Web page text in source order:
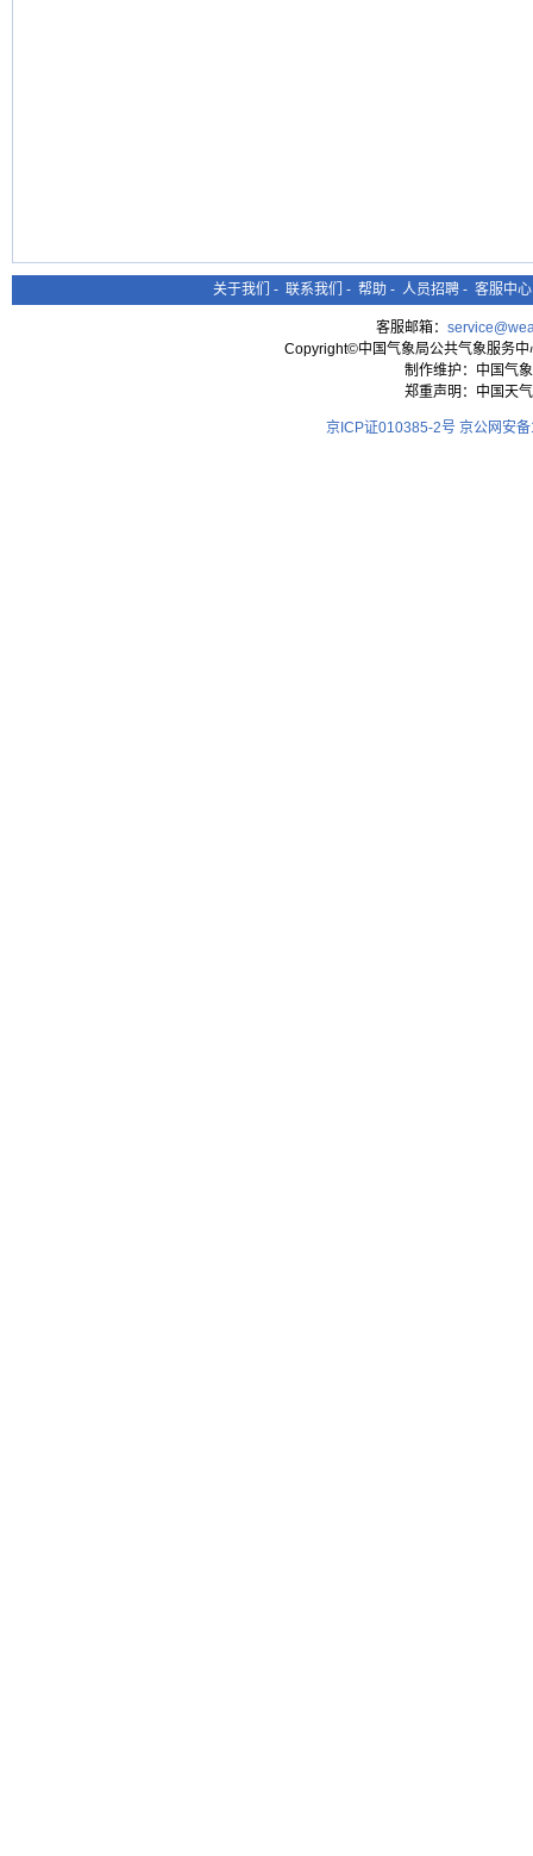
关于我们 - 联系我们 - 帮助 - 人员招聘 - 客服中心
客服邮箱：
Copyright©中国气象局公共气象服务
制作维护：中国气
郑重声明：中国天
京ICP证010385-2号 京公网安